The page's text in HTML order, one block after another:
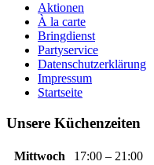
Aktionen
À la carte
Bringdienst
Partyservice
Datenschutzerklärung
Impressum
Startseite
Unsere Küchenzeiten
Mittwoch
17:00 – 21:00